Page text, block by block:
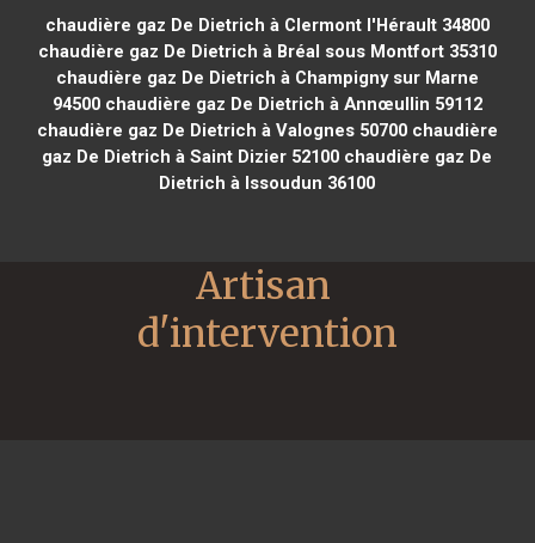
chaudière gaz De Dietrich à Clermont l'Hérault 34800
chaudière gaz De Dietrich à Bréal sous Montfort 35310
chaudière gaz De Dietrich à Champigny sur Marne
94500chaudière gaz De Dietrich à Annœullin 59112
chaudière gaz De Dietrich à Valognes 50700chaudière
gaz De Dietrich à Saint Dizier 52100 chaudière gaz De
Dietrich à Issoudun 36100
Artisan
d'intervention